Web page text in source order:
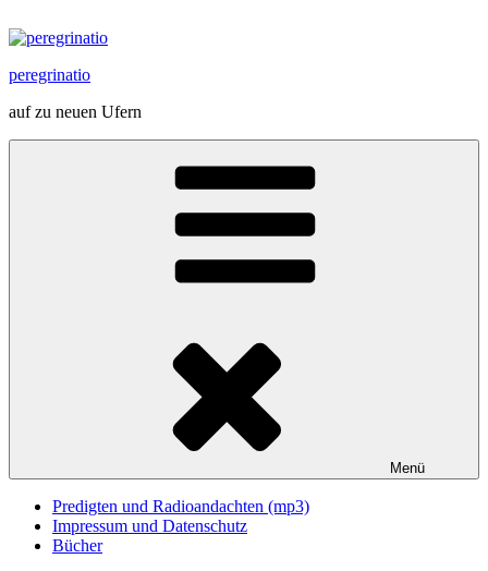
Inhalt
peregrinatio
auf zu neuen Ufern
Menü
Predigten und Radioandachten (mp3)
Impressum und Datenschutz
Bücher